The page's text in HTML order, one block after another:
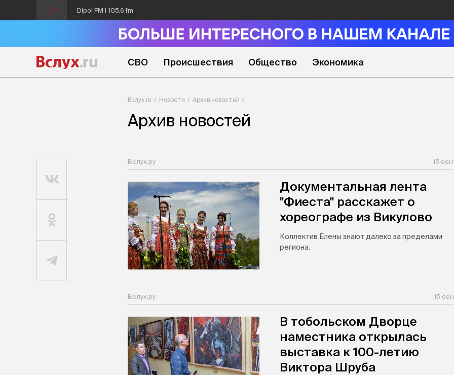
Dipol FM | 105,6 fm
СВО Происшествия Общество Экономика
Вслух.ru Новости Архив новостей
Архив новостей
Вслух.ру 15
Документальная лента
"Фиеста" расскажет о
хореографе из Викулово
Коллектив Елены знают далеко за пределами
региона.
Вслух.ру 15
В тобольском Дворце
наместника открылась
выставка к 100-летию
Виктора Шруба